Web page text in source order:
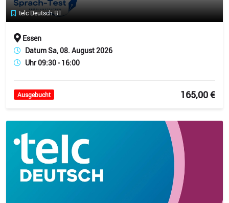
telc Deutsch B1
Essen
Datum Sa, 08. August 2026
Uhr 09:30 - 16:00
Ausgebucht 165,00 €